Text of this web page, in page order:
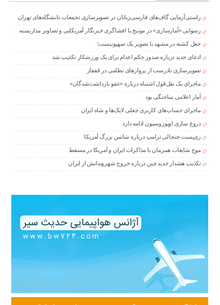
راستی‌آزمایی گاف‌های فارسی‌زبانان در تصویرسازی تجمعات دانشگاه‌های تهران
رسوایی «آمارسازی» در مونیخ با افشاگری خبرنگار آمریکایی و تصاویر مداربسته
جعل کشته در مشهد با تصویر یک صهیونیست؛
ادعای جدید درباره صدور حکم اعدام برای یک ورزشکار تکذیب شد
تصویرسازی نادرست از پروازهای نظامی در قفقاز
ماجرای یک نقل‌قول اشتباه درباره «عفو بازداشت‌شدگان»
آمار اعلامی ساختگی بود
ماجرای حساب‌های کاربری جعلی لایک‌ها و شاه ایران
دروغ سازی اوپوزوسیون ادامه دارد
ری‌پست جنجالی ترامپ درباره شانس بزرگ آمریکا
موج شایعات همزمان با مذاکرات ایران و آمریکا در مسقط
تکذیب هشدار جدید چین درباره خروج شهروندانش از ایران